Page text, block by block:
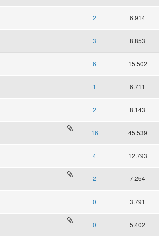
2 6.914
3 8.853
6 15.502
1 6.711
2 8.143
16 45.539
4 12.793
2 7.264
0 3.791
0 5.402